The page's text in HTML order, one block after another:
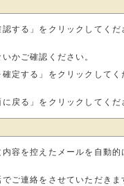
する」をクリックしてくだ
かご確認ください。
定する」をクリックしてく
戻る」をクリックしてくだ
容を控えたメールを自動的
ご連絡をさせていただきま